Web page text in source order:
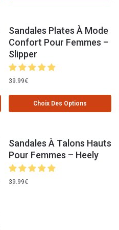
Sandales Plates À Mode
Confort Pour Femmes –
Slipper
39.99€
Choix Des Options
Sandales À Talons Hauts
Pour Femmes – Heely
39.99€